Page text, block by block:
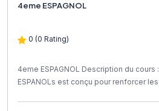
4eme ESPAGNOL
0 (0 Rating)
4eme ESPAGNOL Description du
ESPANOLs est conçu pour renforcer